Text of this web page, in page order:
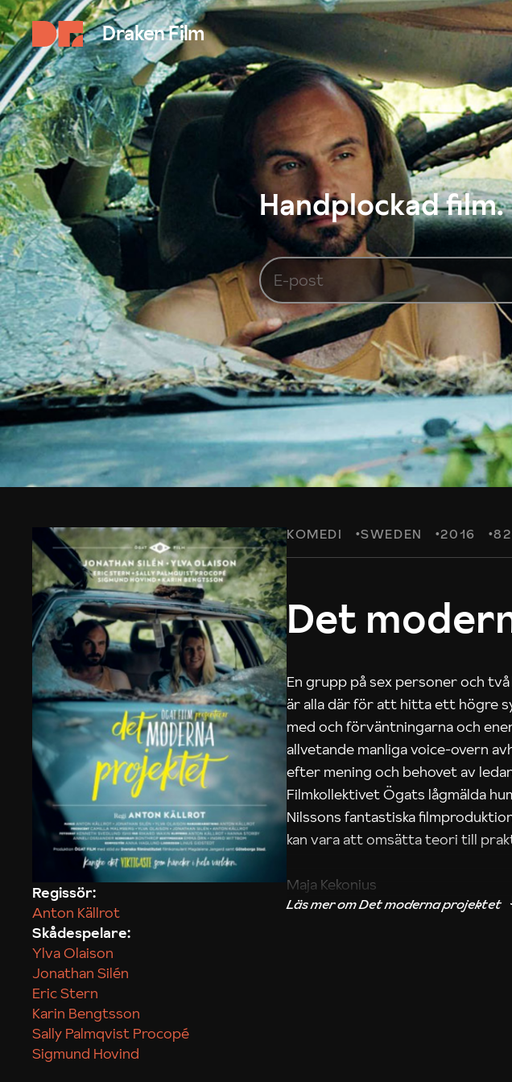
Draken Film
Handplockad
KOMEDI SWEDEN 2016
Det
En grupp på sex personer och
är alla där för att hitta ett högre
med och förväntningarna och
allvetande manliga voice-overn
efter mening och behovet av
Filmkollektivet Ögats lågmälda
Nilssons fantastiska
kan vara att omsätta teori till
Maja Kekonius
Regissör:
Anton Källrot
Skådespelare:
Ylva Olaison
Jonathan Silén
Eric Stern
Karin Bengtsson
Sally Palmqvist Procopé
Sigmund Hovind